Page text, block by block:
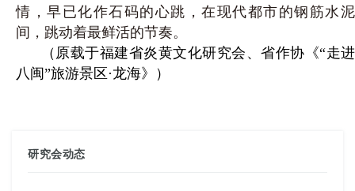
情，早已化作石码的心跳，在现代都市的钢筋水泥
间，跳动着最鲜活的节奏。
（原载于福建省炎黄文化研究会、省作协《“走进
八闽”旅游景区·龙海》）
研究会动态